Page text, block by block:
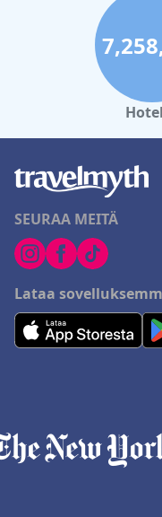
SEURAA MEITÄ
Lataa